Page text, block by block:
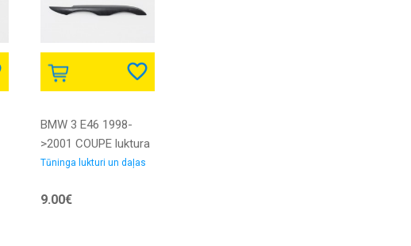
BMW 3 E46 1998-
>2001 COUPE luktura
dekorativa uzlika R
Tūninga lukturi un daļas
9.00€